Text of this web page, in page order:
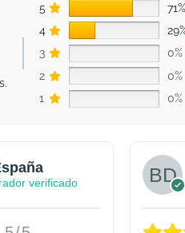
5
71%
4
3
0%
2
0%
1
0%
verificado